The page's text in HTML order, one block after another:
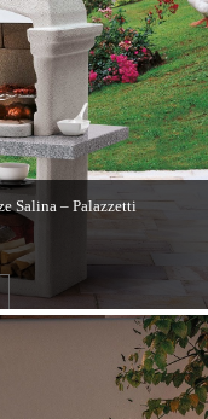
Salina – Palazzetti